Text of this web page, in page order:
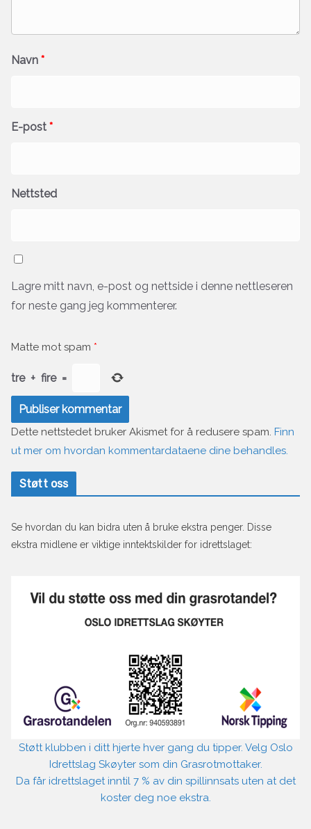
Navn *
E-post *
Nettsted
Lagre mitt navn, e-post og nettside i denne nettleseren
for neste gang jeg kommenterer.
Matte mot spam *
tre + fire =
Dette nettstedet bruker Akismet for å redusere spam. Finn
ut mer om hvordan kommentardataene dine behandles.
Støtt oss
Se hvordan du kan bidra uten å bruke ekstra penger. Disse
ekstra midlene er viktige inntektskilder for idrettslaget:
Støtt klubben i ditt hjerte hver gang du tipper. Velg Oslo
Idrettslag Skøyter som din Grasrotmottaker.
Da får idrettslaget inntil 7 % av din spillinnsats uten at det
koster deg noe ekstra.